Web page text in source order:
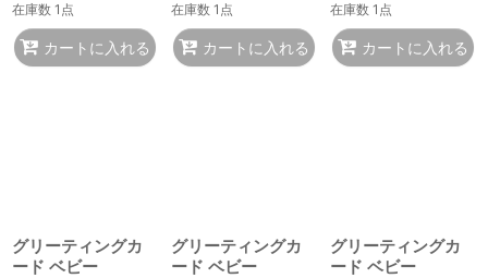
在庫数 1点
カートに入れる
在庫数 1点
カートに入れる
在庫数 1点
カートに入れる
グリーティングカ
ード ベビー
グリーティングカ
ード ベビー
グリーティングカ
ード ベビー